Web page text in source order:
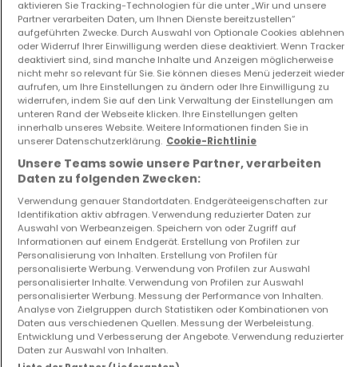
Wohnung
Kopstal
2.950.000 €
3 0 m²
Haus
Mersch
1.065.000 €
3 130 m²
Gewerbe
Luxembourg
895.000 €
60 m²
Wohnung
Luxembourg
699.000 €
aktivieren Sie Tracking-Technologien für die unter „Wir und unsere
Partner verarbeiten Daten, um Ihnen Dienste bereitzustellen“
aufgeführten Zwecke. Durch Auswahl von Optionale Cookies ablehnen
oder Widerruf Ihrer Einwilligung werden diese deaktiviert. Wenn Tracker
deaktiviert sind, sind manche Inhalte und Anzeigen möglicherweise
nicht mehr so relevant für Sie. Sie können dieses Menü jederzeit wieder
aufrufen, um Ihre Einstellungen zu ändern oder Ihre Einwilligung zu
widerrufen, indem Sie auf den Link Verwaltung der Einstellungen am
unteren Rand der Webseite klicken. Ihre Einstellungen gelten
innerhalb unseres Website. Weitere Informationen finden Sie in
unserer Datenschutzerklärung. Cookie-Richtlinie
Unsere Teams sowie unsere Partner, verarbeiten
Daten zu folgenden Zwecken:
Verwendung genauer Standortdaten. Endgeräteeigenschaften zur
Identifikation aktiv abfragen. Verwendung reduzierter Daten zur
Auswahl von Werbeanzeigen. Speichern von oder Zugriff auf
Informationen auf einem Endgerät. Erstellung von Profilen zur
Personalisierung von Inhalten. Erstellung von Profilen für
personalisierte Werbung. Verwendung von Profilen zur Auswahl
personalisierter Inhalte. Verwendung von Profilen zur Auswahl
personalisierter Werbung. Messung der Performance von Inhalten.
Analyse von Zielgruppen durch Statistiken oder Kombinationen von
Daten aus verschiedenen Quellen. Messung der Werbeleistung.
Entwicklung und Verbesserung der Angebote. Verwendung reduzierter
Daten zur Auswahl von Inhalten.